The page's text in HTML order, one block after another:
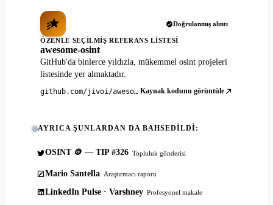
Doğrulanmış alıntı
ÖZENLE SEÇILMIŞ REFERANS LISTESI
awesome-osint
GitHub'da binlerce yıldızla, mükemmel osint projeleri
listesinde yer almaktadır.
github.com/jivoi/awesome-osint Kaynak kodunu görüntüle
AYRICA ŞUNLARDAN DA BAHSEDILDI:
OSINT 🪙 — TIP #326 Topluluk gönderisi
Mario Santella Araştırmacı raporu
LinkedIn Pulse · Varshney Profesyonel makale